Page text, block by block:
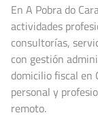
En A Pobra do
actividades
consultorías,
con gestión
domicilio fiscal en
personal y
remoto.